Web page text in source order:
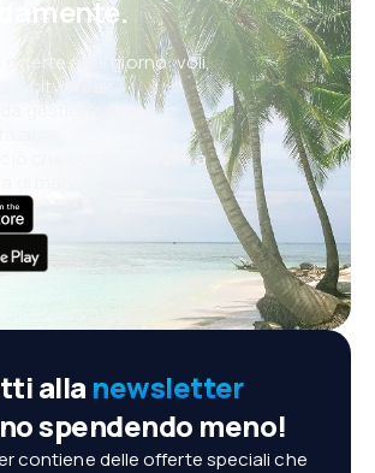
offerte ogni giorno: voli,
city break
gestione delle
ciò che conta, sempre a
alla newsletter
spendendo meno!
contiene delle offerte speciali che